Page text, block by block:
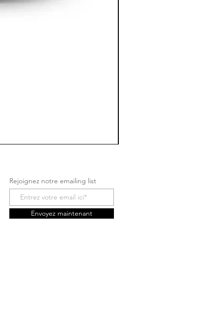
Rejoignez notre emailing list
Envoyez maintenant